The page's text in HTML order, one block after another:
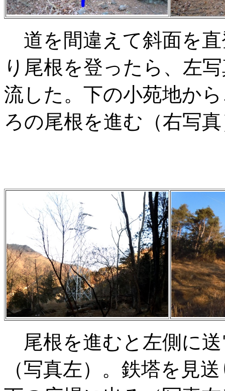
道を間違えて斜面を
り尾根を登ったら、左
流した。下の小苑地か
ろの尾根を進む（右写
尾根を進むと左側に
（写真左）。鉄塔を見